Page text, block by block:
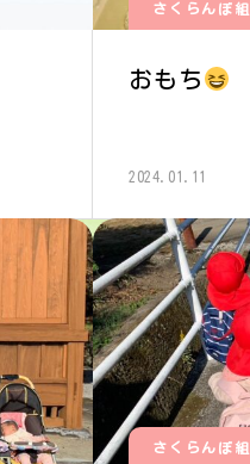
さくらんぼ組
おもち
2024.01.11
さくらんぼ組